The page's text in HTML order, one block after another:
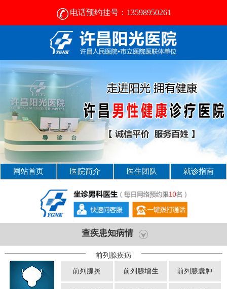
电话预约挂号：13598950261
许昌男科病医院那好- [2025新资讯] -许昌男科医院
网站首页 医院简介 医生团队 就诊指南
查疾患知病情
前列腺疾病
前列腺炎 前列腺增生 前列腺囊肿